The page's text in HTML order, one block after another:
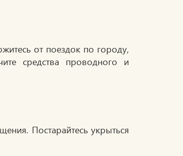
от поездок по городу,
средства проводного и
Постарайтесь укрыться